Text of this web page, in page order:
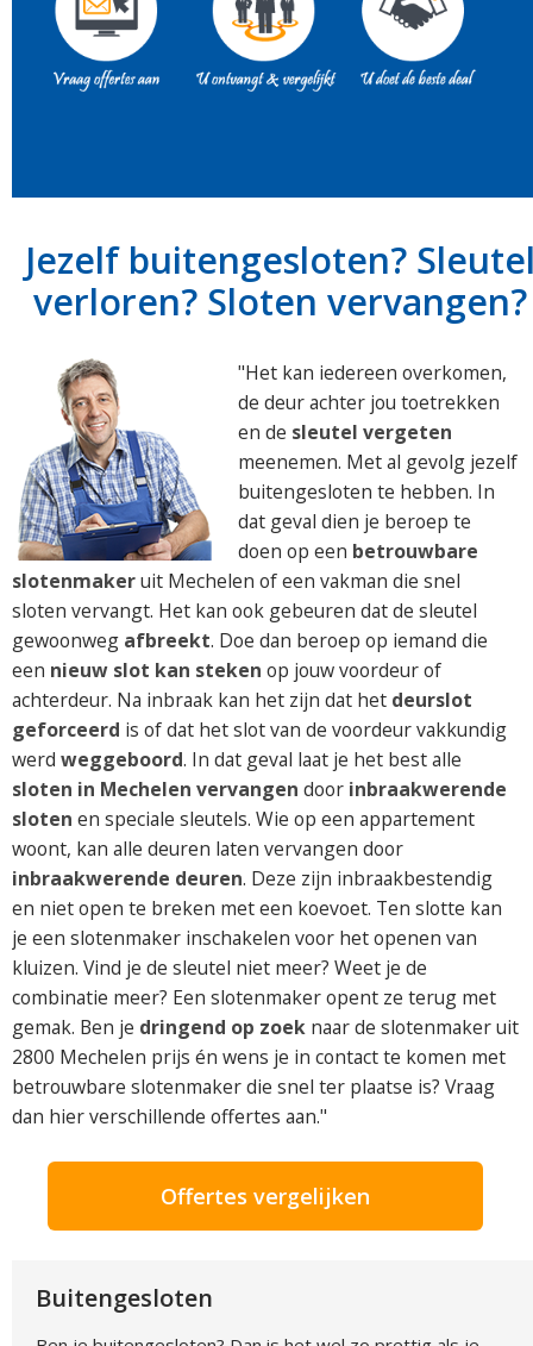
Jezelf buitengesloten?
verloren? Sloten vervangen?
"Het kan iedereen overkomen,
de deur achter jou toetrekken
en de sleutel vergeten
meenemen. Met al gevolg jezelf
buitengesloten te hebben. In
dat geval dien je beroep te
doen op een betrouwbare
slotenmakeruit Mechelen of een vakman die snel
sloten vervangt. Het kan ook gebeuren dat de sleutel
gewoonweg afbreekt. Doe dan beroep op iemand die
een nieuw slot kan steken op jouw voordeur of
achterdeur. Na inbraak kan het zijn dat het deurslot
geforceerd is of dat het slot van de voordeur vakkundig
werd weggeboord. In dat geval laat je het best alle
sloten in Mechelen vervangen door inbraakwerende
sloten en speciale sleutels. Wie op een appartement
woont, kan alle deuren laten vervangen door
inbraakwerende deuren. Deze zijn inbraakbestendig
en niet open te breken met een koevoet. Ten slotte kan
je een slotenmaker inschakelen voor het openen van
kluizen. Vind je de sleutel niet meer? Weet je de
combinatie meer? Een slotenmaker opent ze terug met
gemak. Ben je dringend op zoek naar de slotenmaker uit
2800 Mechelen prijs én wens je in contact te komen met
betrouwbare slotenmaker die snel ter plaatse is? Vraag
dan hier verschillende offertes aan."
Offertes vergelijken
Buitengesloten